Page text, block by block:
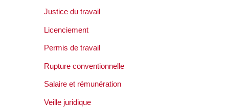
Justice du travail
Licenciement
Permis de travail
Rupture conventionnelle
Salaire et rémunération
Veille juridique